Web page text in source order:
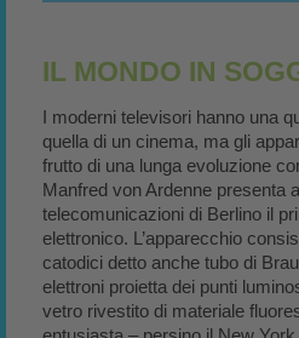
IL MONDO IN
I moderni televisori hanno una
quella di un cinema, ma gli
frutto di una lunga evoluzione
Manfred von Ardenne presenta
telecomunicazioni di Berlino il
elettronico. L’apparecchio
catodici detto anche tubo di
elettroni proietta dei punti
vetro rivestito di materiale